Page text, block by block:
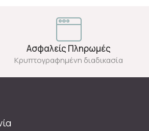
Ασφαλείς Πληρωμές
Κρυπτογραφημένη διαδικασία